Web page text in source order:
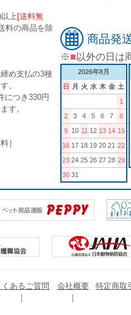
上 [送料無
料の商品を除
め支払の3種
。
につき330円
す。
］
商品発
※■以外の日は
2026年8月
日 月 火 水 木 金 土
1
2
3 4 5 6 7
8
9 10 11 12 13 14 15
16 17 18 19 20 21 22
23 24 25 26 27 28 29
30 31
くあるご質問 会社概要 特定商取